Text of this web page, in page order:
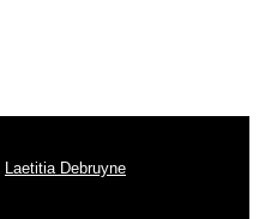
Laetitia Debruyne